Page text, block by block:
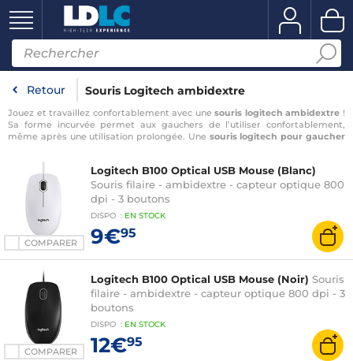
Retour Souris Logitech ambidextre
Jouez et travaillez confortablement avec unesouris logitech ambidextre !
Sa forme incurvée permet aux gauchers de l’utiliser confortablement,
même après une utilisation prolongée. Une souris logitech pour gaucher
quotidiennement et pendant plusieurs heures pour éviter les douleurs aux
poignées. Facilitez-vous la vie avec unesouris gamer ambidextre, à choisir
parmi note sélection desouris PC Logitech!
COMPARER
Logitech B100 Optical USB Mouse (Blanc)
Souris filaire - ambidextre - capteur optique 800
dpi - 3 boutons
DISPO : EN STOCK
9€95
COMPARER
Logitech B100 Optical USB Mouse (Noir) Souris
filaire - ambidextre - capteur optique 800 dpi - 3
boutons
DISPO : EN STOCK
12€95